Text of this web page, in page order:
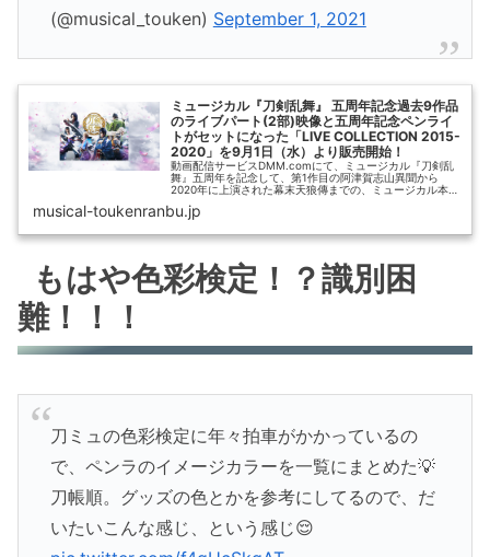
(@musical_touken) September 1, 2021
ミュージカル『刀剣乱舞』 五周年記念過去9作品
のライブパート(2部)映像と五周年記念ペンライ
トがセットになった「LIVE COLLECTION 2015-
2020」を9月1日（水）より販売開始！
動画配信サービスDMM.comにて、ミュージカル『刀剣乱
舞』五周年を記念して、第1作目の阿津賀志山異聞から
2020年に上演された幕末天狼傳までの、ミュージカル本公
がセットになった「LI...
musical-toukenranbu.jp
もはや色彩検定！？識別困
難！！！
刀ミュの色彩検定に年々拍車がかかっているの
で、ペンラのイメージカラーを一覧にまとめた💡
刀帳順。グッズの色とかを参考にしてるので、だ
いたいこんな感じ、という感じ😌